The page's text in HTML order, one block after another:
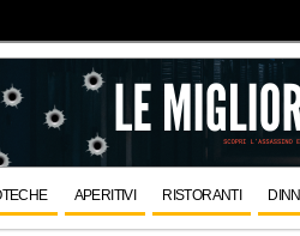
APERITIVI RISTORANTI